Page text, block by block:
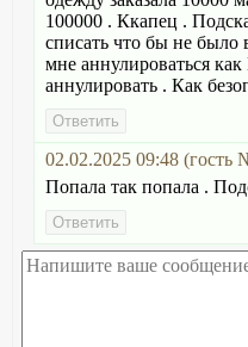
100000 . Ккапец .
списать что бы не
мне аннулироваться
аннулировать . Как
02.02.2025 09:48 (гость
Попала так попала .